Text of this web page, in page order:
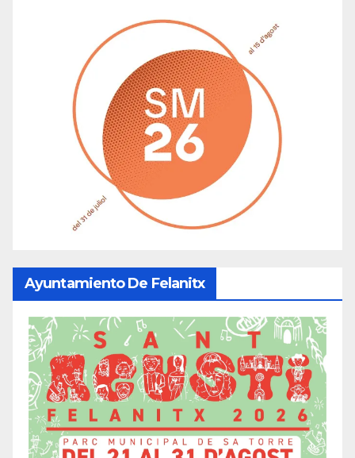
Ayuntamiento De Felanitx